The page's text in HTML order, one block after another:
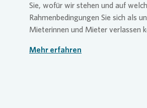
Sie, wofür wir stehen und auf
Rahmenbedingungen Sie sich als
Mieterinnen und Mieter verlassen
Mehr erfahren